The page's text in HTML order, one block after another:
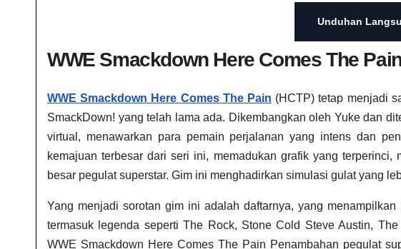
Unduhan
WWE Smackdown Here Comes The
WWE Smackdown Here Comes The Pain (HCTP) tetap menjadi
SmackDown! yang telah lama ada. Dikembangkan oleh Yuke dan
virtual, menawarkan para pemain perjalanan yang intens dan
kemajuan terbesar dari seri ini, memadukan grafik yang
besar pegulat superstar. Gim ini menghadirkan simulasi gulat yang
Yang menjadi sorotan gim ini adalah daftarnya, yang
termasuk legenda seperti The Rock, Stone Cold Steve Austin,
WWE Smackdown Here Comes The Pain​ Penambahan pegulat